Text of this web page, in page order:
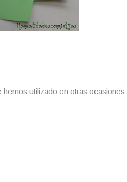
hemos utilizado en otras ocasiones: